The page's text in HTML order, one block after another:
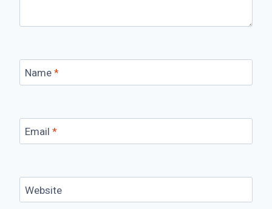
Name *
Email *
Website